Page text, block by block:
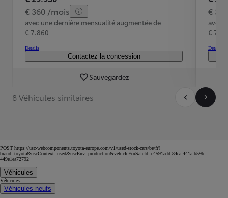
€ 360 /mois
avec une dernière mensualité augmentée de
€ 7.860
Détails
Contactez la concession
Sauvegardez
€
avec
€
Détails
8 Véhicules similaires
POST https://usc-webcomponents.toyota-europe.com/v1/used-stock-cars/be/fr?
brand=toyota&uscContext=used&uscEnv=production&vehicleForSaleId=e4591add-84ea-441a-b59b-
449e1ea72792
Véhicules
Véhicules
Véhicules neufs